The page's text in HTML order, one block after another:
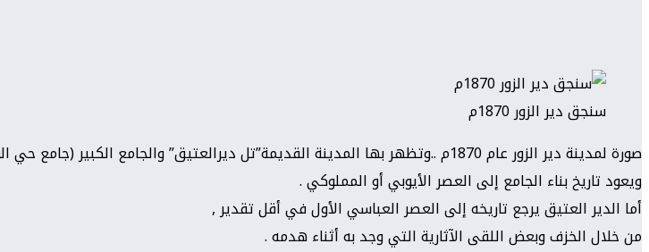
سنجق دير الزور 1870م
صورة لمدينة دير الزور عام 1870م ..وتظهر بها المدينة القديمة”تل ديرالعتيق” والجامع الكبير (جامع حي الوسط) .
ويعود تاريخ بناء الجامع إلى العصر الأيوبي أو المملوكي .
أما الدير العتيق يرجع تاريخه إلى العصر العباسي الأول في أقل تقدير ,
من خلال الخزف وبعض اللقى الآثارية التي وجد به أثناء هدمه .